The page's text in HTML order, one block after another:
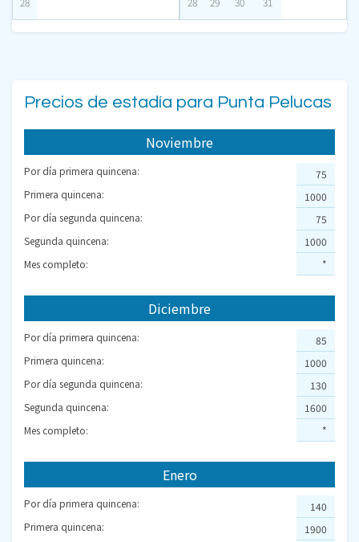
Precios de estadía para Punta Pelucas
Noviembre
Por día primera quincena:
Primera quincena:
Por día segunda quincena:
Segunda quincena:
Mes completo:
75
1000
75
1000
*
Diciembre
Por día primera quincena:
Primera quincena:
Por día segunda quincena:
Segunda quincena:
Mes completo:
85
1000
130
1600
*
Enero
Por día primera quincena:
Primera quincena:
140
1900